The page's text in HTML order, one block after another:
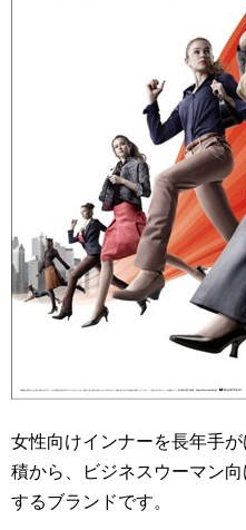
女性向けインナーを長年手
積から、ビジネスウーマン
するブランドです。